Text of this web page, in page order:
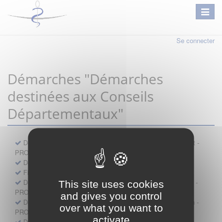
This site uses cookies
and gives you control
over what you want to
activate
Se connecter
Démarches "Démarches
destinées aux Conseils
Départementaux"
Déclaration préalable d'ouverture d'un lieu d'exercice distinct -
PROFESSIONNEL
Demande d'exemption de garde - PROFESSIONNEL
Fiche de signalement d'agression
Demande d’autorisation de se faire assister par un médecin -
PROFESSIONNEL
Demande d'autorisation de tenue de cabinet par un médecin -
PROFESSIONNEL